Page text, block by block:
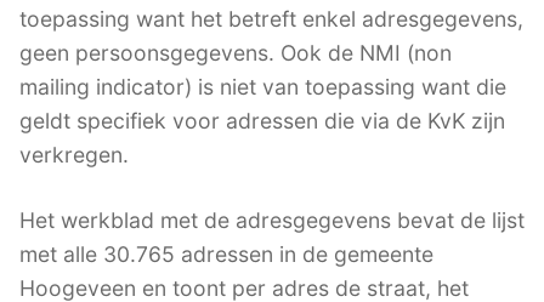
toepassing want het betreft enkel adresgegevens,
geen persoonsgegevens. Ook de NMI (non
mailing indicator) is niet van toepassing want die
geldt specifiek voor adressen die via de KvK zijn
verkregen.
Het werkblad met de adresgegevens bevat de lijst
met alle 30.765 adressen in de gemeente
Hoogeveen en toont per adres de straat, het